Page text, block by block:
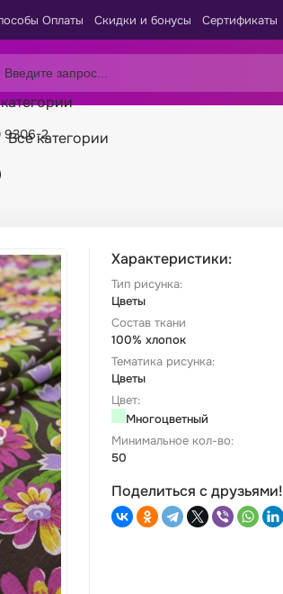
Оплаты Скидки и бонусы Сертификаты
Все категории
9306-2
Характеристики:
Тип рисунка:
Цветы
Состав ткани
100% хлопок
Тематика рисунка:
Цветы
Цвет:
Многоцветный
Минимальное кол-во:
50
Поделиться с друзьями!